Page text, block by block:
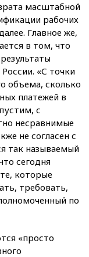
масштабной
рабочих
Главное же,
в том, что
«С точки
объема, сколько
платежей в
с
несравнимые
не согласен с
так называемый
сегодня
которые
требовать,
по
«просто